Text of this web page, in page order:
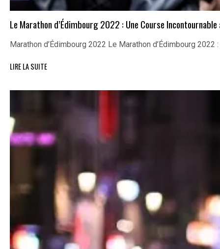
Le Marathon d’Édimbourg 2022 : Une Course Incontournable
Marathon d’Édimbourg 2022 Le Marathon d’Édimbourg
LIRE LA SUITE